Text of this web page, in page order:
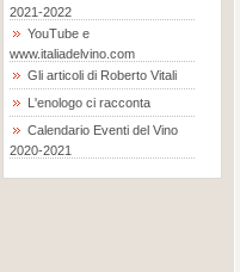
2021-2022
YouTube e
www.italiadelvino.com
Gli articoli di Roberto Vitali
L'enologo ci racconta
Calendario Eventi del Vino
2020-2021